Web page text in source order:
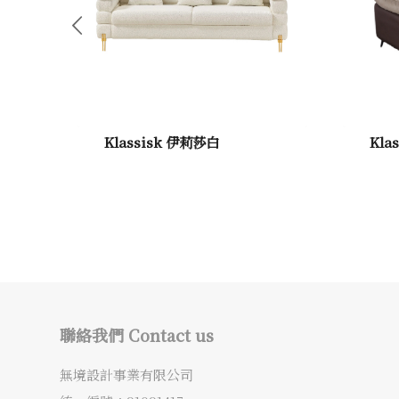
Klassisk 伊莉莎白
聯絡我們 Contact us
無境設計事業有限公司